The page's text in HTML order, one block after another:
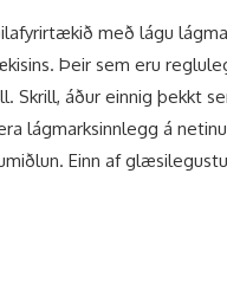
með lágu
Þeir sem eru
Skrill, áður einnig þekkt
lágmarksinnlegg á
Einn af